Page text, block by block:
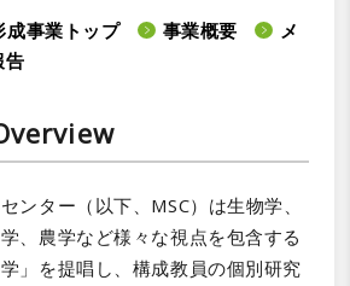
成事業トップ 事業概要
メ
告
ンター（以下、MSC）は生物学、
、農学など様々な視点を包含する
」を提唱し、構成教員の個別研究